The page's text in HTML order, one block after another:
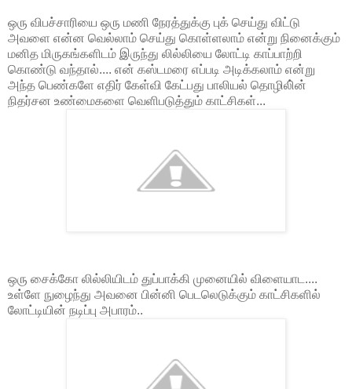
ஒரு விபச்சாரியை ஒரு மணி நேரத்துக்கு புக் செய்து விட்டு
அவளை என்ன வெல்லாம் செய்து கொள்ளலாம் என்று நினைக்கும்
மனித மிருகங்களிடம் இருந்து லில்லியை லோட்டி காப்பாற்றி
கொண்டு வந்தால்.... என் கஸ்டமரை எப்படி அடிக்கலாம் என்று
அந்த பெண்களே எதிர் கேள்வி கேட்பது பாலியல் தொழிலி்ன்
நிதர்சன உண்மைகளை வெளிபடுத்தும் காட்சிகள்...
ஒரு சைக்கோ லில்லியிடம் துப்பாக்கி முனையில் விளையாட....
உள்ளே நுழைந்து அவனை பின்னி பெடலெடுக்கும் காட்சிகளில்
லோட்டியின் நடிப்பு அபாரம்..